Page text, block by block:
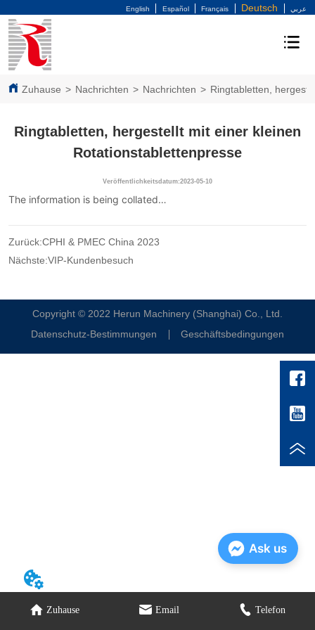
English Español Français Deutsch عربي
Zuhause > Nachrichten > Nachrichten > Ringtabletten,
Ringtabletten, hergestellt mit einer kleinen
Rotationstablettenpresse
Veröffentlichkeitsdatum:2023-05-10
The information is being collated…
Zurück:CPHI & PMEC China 2023
Nächste:VIP-Kundenbesuch
Copyright © 2022 Herun Machinery (Shanghai) Co., Ltd.
Datenschutz-Bestimmungen
Geschäftsbedingungen
Zuhause Email Telefon
Ask us